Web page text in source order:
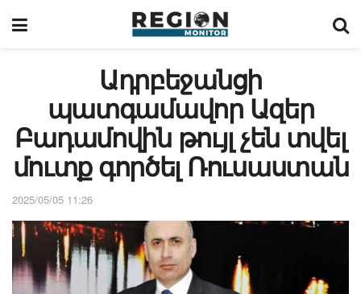
Ադրբեջանցի
պատգամավոր Ազեր
Բադամովին թույլ չեն տվել
մուտք գործել Ռուսաստան
2025/05/05 11:26